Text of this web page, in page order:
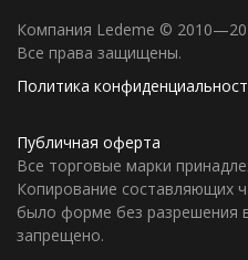
Компания Ledeme ©
Все права защищены.
Политика
Публичная оферта
Все торговые марки
Копирование составляющих
было форме без разрешения
запрещено.